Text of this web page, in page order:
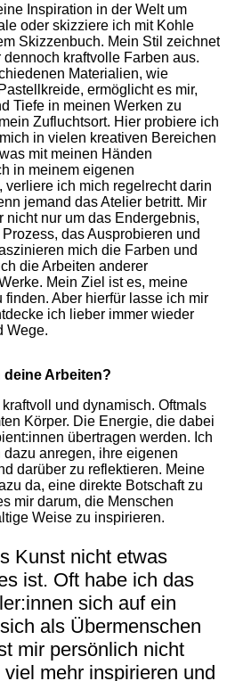
Inspiration in der Welt um
oder skizziere ich mit Kohle
Skizzenbuch. Mein Stil zeichnet
kraftvolle Farben aus.
Materialien, wie
ermöglicht es mir,
Tiefe in meinen Werken zu
Zufluchtsort. Hier probiere ich
in vielen kreativen Bereichen
mit meinen Händen
in meinem eigenen
verliere ich mich regelrecht darin
jemand das Atelier betritt. Mir
nicht nur um das Endergebnis,
das Ausprobieren und
mich die Farben und
die Arbeiten anderer
Mein Ziel ist es, meine
Aber hierfür lasse ich mir
ich lieber immer wieder
Wege.
Arbeiten?
und dynamisch. Oftmals
Körper. Die Energie, die dabei
übertragen werden. Ich
anregen, ihre eigenen
darüber zu reflektieren. Meine
da, eine direkte Botschaft zu
mir darum, die Menschen
Weise zu inspirieren.
Kunst nicht etwas
ist. Oft habe ich das
sich auf ein
als Übermenschen
mir persönlich nicht
mehr inspirieren und